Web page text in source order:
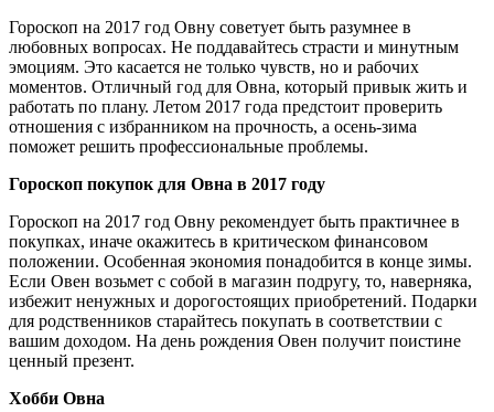
Гороскоп на 2017 год Овну советует быть разумнее в
любовных вопросах. Не поддавайтесь страсти и минутным
эмоциям. Это касается не только чувств, но и рабочих
моментов. Отличный год для Овна, который привык жить и
работать по плану. Летом 2017 года предстоит проверить
отношения с избранником на прочность, а осень-зима
поможет решить профессиональные проблемы.
Гороскоп покупок для Овна в 2017 году
Гороскоп на 2017 год Овну рекомендует быть практичнее в
покупках, иначе окажитесь в критическом финансовом
положении. Особенная экономия понадобится в конце зимы.
Если Овен возьмет с собой в магазин подругу, то, наверняка,
избежит ненужных и дорогостоящих приобретений. Подарки
для родственников старайтесь покупать в соответствии с
вашим доходом. На день рождения Овен получит поистине
ценный презент.
Хобби Овна